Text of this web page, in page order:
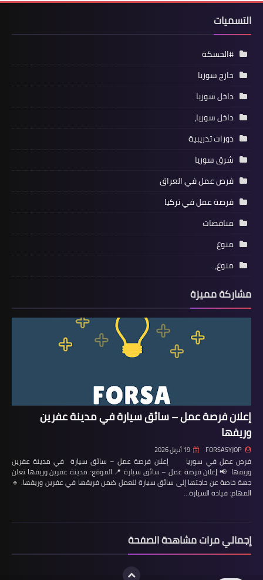
التسميات
#الحسكة
خارج سوريا
داخل سوريا
داخل سوريا،
دورات تدريبية
شرق سوريا
فرص عمل في العراق
فرصة عمل في تركيا
مناقصات
منوع
منوع،
مشاركة مميزة
إعلان فرصة عمل – سائق سيارة في مدينة عفرين
وريفها
FORSASYJOP 19 أبريل 2026
فرص عمل في سوريا إعلان فرصة عمل – سائق سيارة في مدينة عفرين
وريفها 📢 إعلان فرصة عمل – سائق سيارة 📍 الموقع: مدينة عفرين وريفها تعلن
جهة خاصة عن حاجتها إلى سائق سيارة للعمل ضمن فريقها في عفرين وريفها. 🔹
المهام: قيادة السيارة…
إجمالي مرات مشاهدة الصفحة